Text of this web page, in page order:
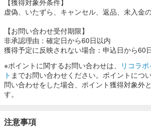
虚偽、いたずら、キャンセル、返品、未入金
【お問い合わせ受付期限】
非承認理由：確定日から60日以内
獲得予定に反映されない場合：申込日から60
※ポイントに関するお問い合わせは、
リコラ
ト までお問い合わせください。ポイントにつ
問い合わせをした場合、ポイント獲得対象外
す。
注意事項